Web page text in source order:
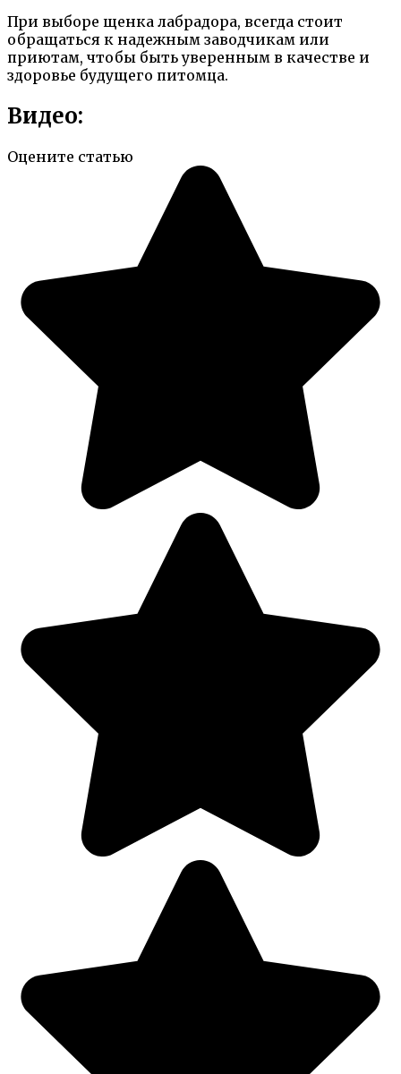
При выборе щенка лабрадора, всегда стоит
обращаться к надежным заводчикам или
приютам, чтобы быть уверенным в качестве и
здоровье будущего питомца.
Видео:
Оцените статью